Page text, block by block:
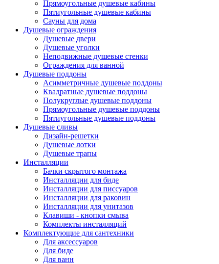
Прямоугольные душевые кабины
Пятиугольные душевые кабины
Сауны для дома
Душевые ограждения
Душевые двери
Душевые уголки
Неподвижные душевые стенки
Ограждения для ванной
Душевые поддоны
Асимметричные душевые поддоны
Квадратные душевые поддоны
Полукруглые душевые поддоны
Прямоугольные душевые поддоны
Пятиугольные душевые поддоны
Душевые сливы
Дизайн-решетки
Душевые лотки
Душевые трапы
Инсталляции
Бачки скрытого монтажа
Инсталляции для биде
Инсталляции для писсуаров
Инсталляции для раковин
Инсталляции для унитазов
Клавиши - кнопки смыва
Комплекты инсталляций
Комплектующие для сантехники
Для аксессуаров
Для биде
Для ванн